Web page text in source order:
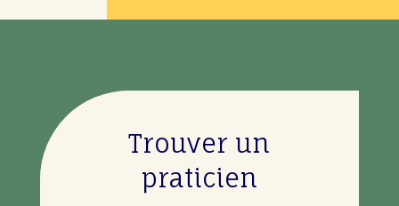
Trouver un
praticien